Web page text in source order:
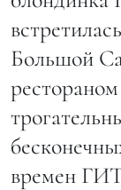
Большой
времен